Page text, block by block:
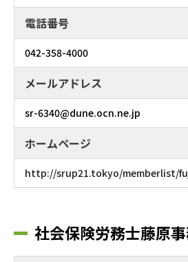
電話番号
042-358-4000
メールアドレス
sr-6340@dune.ocn.ne.jp
ホームページ
http://srup21.tokyo/memberlist/
社会保険労務士藤原